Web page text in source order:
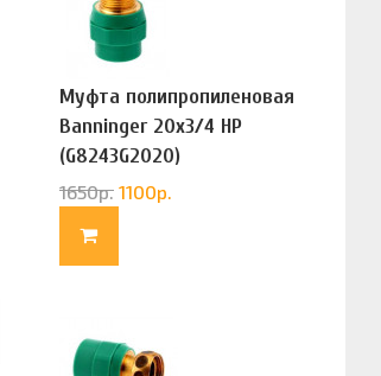
Муфта полипропиленовая
Banninger 20х3/4 НР
(G8243G2020)
1650р. 1100р.